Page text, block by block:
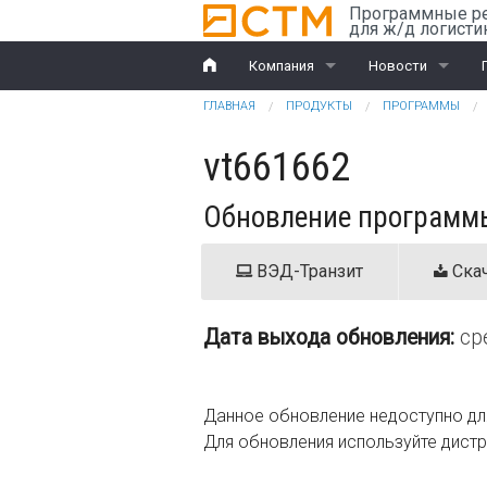
Перейти к основному содержанию Программные
для ж/д
Компания
История
Награды
Партнеры
Клиенты
Документы
Новости
Компания
ВЭД
Вы здесь
ГЛАВНАЯ ПРОДУКТЫ ПРОГРАММЫ
vt661662
Обновление
ВЭД-Транзит
Дата выхода обновления:
Данное обновление недоступно
Для обновления используйте